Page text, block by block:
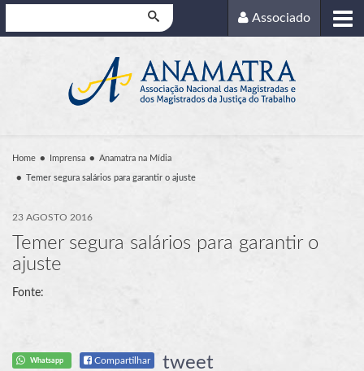
Associado
Home Imprensa Anamatra na Mídia
Temer segura salários para garantir o ajuste
23 AGOSTO 2016
Temer segura salários para garantir o
ajuste
Fonte:
Whatsapp Compartilhar tweet